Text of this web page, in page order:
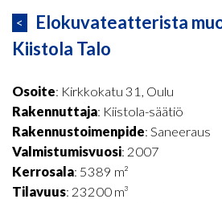
<
Elokuvateatterista
Kiistola Talo
Osoite: Kirkkokatu 31, Oulu
Rakennuttaja: Kiistola-säätiö
Rakennustoimenpide: Saneeraus
Valmistumisvuosi: 2007
Kerrosala: 5389 m²
Tilavuus: 23200 m³